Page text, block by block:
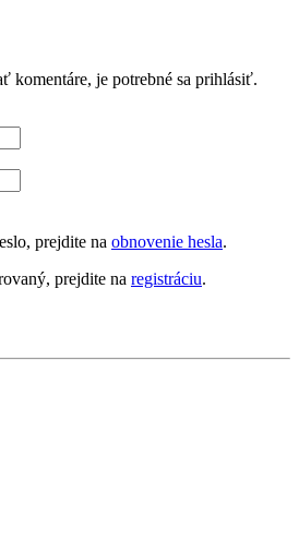
komentáre, je potrebné sa prihlásiť.
prejdite na obnovenie hesla.
prejdite na registráciu.